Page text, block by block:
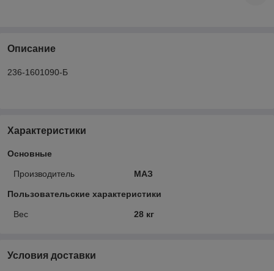
Описание
236-1601090-Б
Характеристики
Основные
Производитель МАЗ
Пользовательские характеристики
Вес 28 кг
Условия доставки